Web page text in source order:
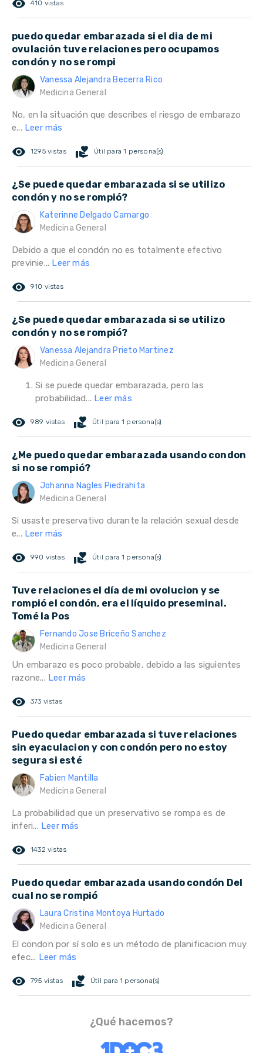
remove_red_eye 410 vistas
puedo quedar embarazada si el dia de mi
ovulación tuve relaciones pero ocupamos
condón y no se rompi
Vanessa Alejandra Becerra Rico
Medicina General
No, en la situación que describes el riesgo de embarazo
e... Leer más
remove_red_eye 1295 vistas volunteer_activism Útil para 1 persona(s)
¿Se puede quedar embarazada si se utilizo
condón y no se rompió?
Katerinne Delgado Camargo
Medicina General
Debido a que el condón no es totalmente efectivo
previnie... Leer más
remove_red_eye 910 vistas
¿Se puede quedar embarazada si se utilizo
condón y no se rompió?
Vanessa Alejandra Prieto Martinez
Medicina General
Si se puede quedar embarazada, pero las
probabilidad... Leer más
remove_red_eye 989 vistas volunteer_activism Útil para 1 persona(s)
¿Me puedo quedar embarazada usando condon
si no se rompió?
Johanna Nagles Piedrahita
Medicina General
Si usaste preservativo durante la relación sexual desde
e... Leer más
remove_red_eye 990 vistas volunteer_activism Útil para 1 persona(s)
Tuve relaciones el día de mi ovolucion y se
rompió el condón, era el líquido preseminal.
Tomé la Pos
Fernando Jose Briceño Sanchez
Medicina General
Un embarazo es poco probable, debido a las siguientes
razone... Leer más
remove_red_eye 373 vistas
Puedo quedar embarazada si tuve relaciones
sin eyaculacion y con condón pero no estoy
segura si esté
Fabien Mantilla
Medicina General
La probabilidad que un preservativo se rompa es de
inferi... Leer más
remove_red_eye 1432 vistas
Puedo quedar embarazada usando condón Del
cual no se rompió
Laura Cristina Montoya Hurtado
Medicina General
El condon por sí solo es un método de planificacion muy
efec... Leer más
remove_red_eye 795 vistas volunteer_activism Útil para 1 persona(s)
¿Qué hacemos?